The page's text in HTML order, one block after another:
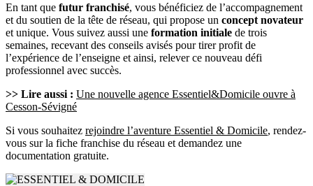
En tant que futur franchisé, vous bénéficiez de l’accompagnement
et du soutien de la tête de réseau, qui propose un concept novateur
et unique. Vous suivez aussi une formation initiale de trois
semaines, recevant des conseils avisés pour tirer profit de
l’expérience de l’enseigne et ainsi, relever ce nouveau défi
professionnel avec succès.
>> Lire aussi : Une nouvelle agence Essentiel&Domicile ouvre à
Cesson-Sévigné
Si vous souhaitez rejoindre l’aventure Essentiel & Domicile, rendez-
vous sur la fiche franchise du réseau et demandez une
documentation gratuite.